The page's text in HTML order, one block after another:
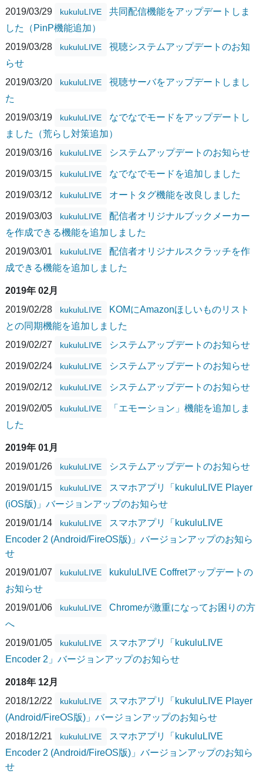
2019/03/29
kukuluLIVE
共同配信機能をアップデートしま
した（PinP機能追加）
2019/03/28
kukuluLIVE
視聴システムアップデートのお知
らせ
2019/03/20
kukuluLIVE
視聴サーバをアップデートしまし
た
2019/03/19
kukuluLIVE
なでなでモードをアップデートし
ました（荒らし対策追加）
2019/03/16
kukuluLIVE システムアップデートのお知らせ
2019/03/15 kukuluLIVE なでなでモードを追加しました
2019/03/12 kukuluLIVE オートタグ機能を改良しました
2019/03/03 kukuluLIVE
配信者オリジナルブックメーカー
を作成できる機能を追加しました
2019/03/01
kukuluLIVE
配信者オリジナルスクラッチを作
成できる機能を追加しました
2019年 02月
2019/02/28
kukuluLIVE
KOMにAmazonほしいものリスト
との同期機能を追加しました
2019/02/27
kukuluLIVE システムアップデートのお知らせ
2019/02/24 kukuluLIVE システムアップデートのお知らせ
2019/02/12 kukuluLIVE システムアップデートのお知らせ
2019/02/05 kukuluLIVE
「エモーション」機能を追加しま
した
2019年 01月
2019/01/26
kukuluLIVE システムアップデートのお知らせ
2019/01/15 kukuluLIVE
スマホアプリ「kukuluLIVE Player
(iOS版)」バージョンアップのお知らせ
2019/01/14
kukuluLIVE
スマホアプリ「kukuluLIVE
Encoder 2 (Android/FireOS版)」バージョンアップのお知ら
せ
2019/01/07
kukuluLIVE
kukuluLIVE Coffretアップデートの
お知らせ
2019/01/06
kukuluLIVE
Chromeが激重になってお困りの方
へ
2019/01/05
kukuluLIVE
スマホアプリ「kukuluLIVE
Encoder 2」バージョンアップのお知らせ
2018年 12月
2018/12/22
kukuluLIVE
スマホアプリ「kukuluLIVE Player
(Android/FireOS版)」バージョンアップのお知らせ
2018/12/21
kukuluLIVE
スマホアプリ「kukuluLIVE
Encoder 2 (Android/FireOS版)」バージョンアップのお知ら
せ